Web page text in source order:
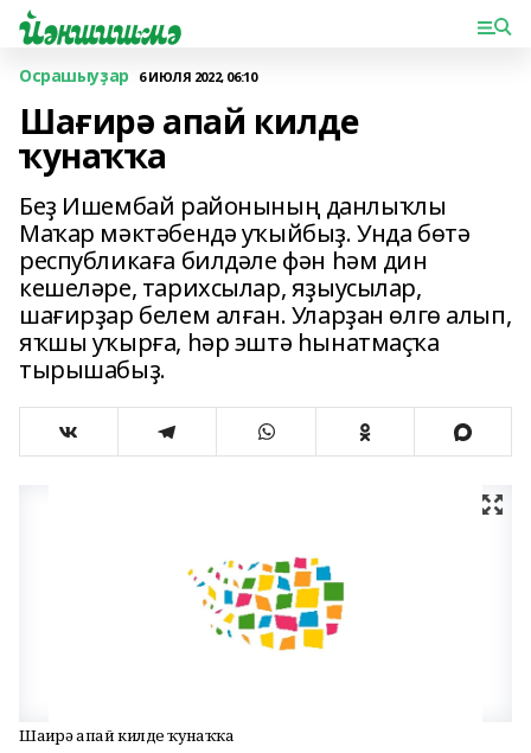
Осрашыуҙар 6 ИЮЛЯ 2022, 06:10
Шағирә апай килде
ҡунаҡҡа
Беҙ Ишембай районының данлыҡлы
Маҡар мәктәбендә уҡыйбыҙ. Унда бөтә
республикаға билдәле фән һәм дин
кешеләре, тарихсылар, яҙыусы­лар,
шағирҙар белем алған. Улар­ҙан өлгө алып,
яҡшы уҡыр­ға, һәр эштә һынатмаҫҡа
тырышабыҙ.
Шағирә апай килде ҡунаҡҡа